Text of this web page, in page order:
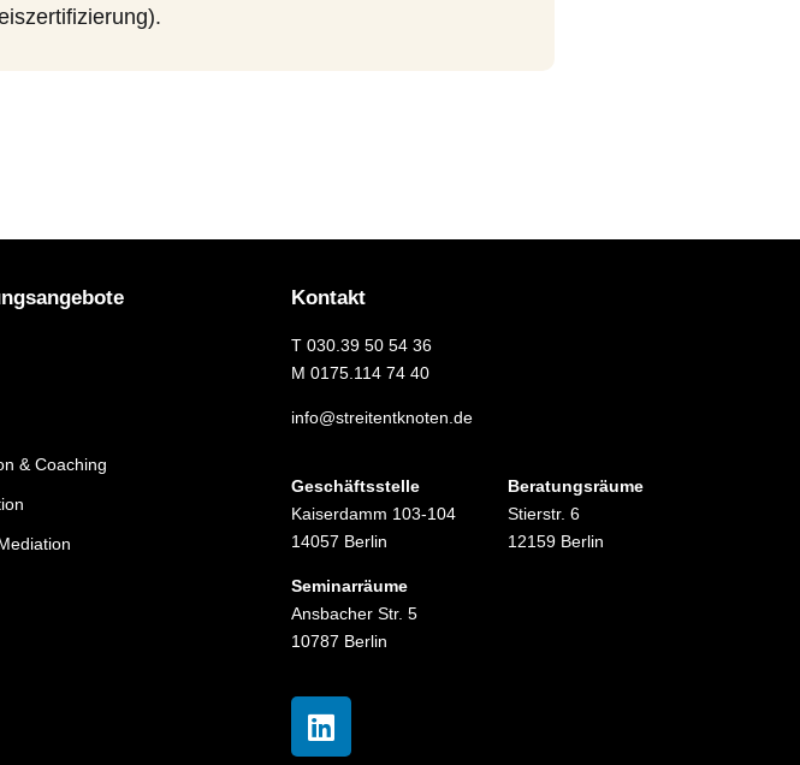
& Coaching
Kontakt
T030.39 50 54 36
M0175.114 74 40
info@streitentknoten.de
Geschäftsstelle
Kaiserdamm 103-104
14057 Berlin
Beratungsräume
Stierstr. 6
12159 Berlin
Seminarräume
Ansbacher Str. 5
10787 Berlin